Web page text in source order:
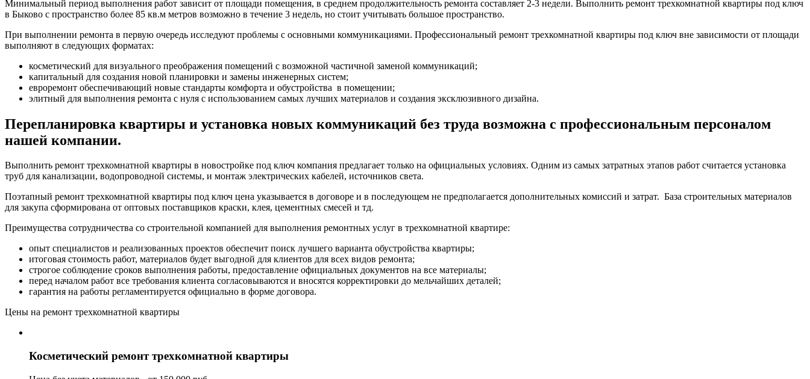
Минимальный период выполнения работ зависит от площади помещения, в среднем продолжительность ремонта составляет 2-3 недели. Выполнить ремонт трехкомнатной квартиры под ключ
в Быково с пространство более 85 кв.м метров возможно в течение 3 недель, но стоит учитывать большое пространство.
При выполнении ремонта в первую очередь исследуют проблемы с основными коммуникациями. Профессиональный ремонт трехкомнатной квартиры под ключ вне зависимости от площади
выполняют в следующих форматах:
косметический для визуального преображения помещений с возможной частичной заменой коммуникаций;
капитальный для создания новой планировки и замены инженерных систем;
евроремонт обеспечивающий новые стандарты комфорта и обустройства в помещении;
элитный для выполнения ремонта с нуля с использованием самых лучших материалов и создания эксклюзивного дизайна.
Перепланировка квартиры и установка новых коммуникаций без труда возможна с профессиональным персоналом
нашей компании.
Выполнить ремонт трехкомнатной квартиры в новостройке под ключ компания предлагает только на официальных условиях. Одним из самых затратных этапов работ считается установка
труб для канализации, водопроводной системы, и монтаж электрических кабелей, источников света.
Поэтапный ремонт трехкомнатной квартиры под ключ цена указывается в договоре и в последующем не предполагается дополнительных комиссий и затрат. База строительных материалов
для закупа сформирована от оптовых поставщиков краски, клея, цементных смесей и тд.
Преимущества сотрудничества со строительной компанией для выполнения ремонтных услуг в трехкомнатной квартире:
опыт специалистов и реализованных проектов обеспечит поиск лучшего варианта обустройства квартиры;
итоговая стоимость работ, материалов будет выгодной для клиентов для всех видов ремонта;
строгое соблюдение сроков выполнения работы, предоставление официальных документов на все материалы;
перед началом работ все требования клиента согласовываются и вносятся корректировки до мельчайших деталей;
гарантия на работы регламентируется официально в форме договора.
Цены на ремонт трехкомнатной квартиры
Косметический ремонт трехкомнатной квартиры